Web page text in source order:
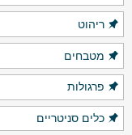
ריהוט
מטבחים
פרגולות
כלים סניטריים